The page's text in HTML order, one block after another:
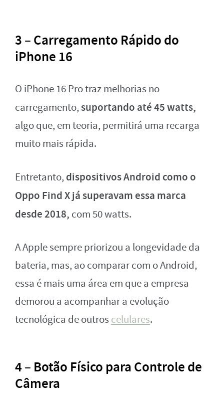
3 – Carregamento Rápido do
iPhone 16
O iPhone 16 Pro traz melhorias no
carregamento,suportando até 45 watts,
algo que, em teoria, permitirá uma recarga
muito mais rápida.
Entretanto, dispositivos Android como o
Oppo Find X já superavam essa marca
desde 2018, com 50 watts.
A Apple sempre priorizou a longevidade da
bateria, mas, ao comparar com o Android,
essa é mais uma área em que a empresa
demorou a acompanhar a evolução
tecnológica de outros celulares.
4 – Botão Físico para Controle de
Câmera